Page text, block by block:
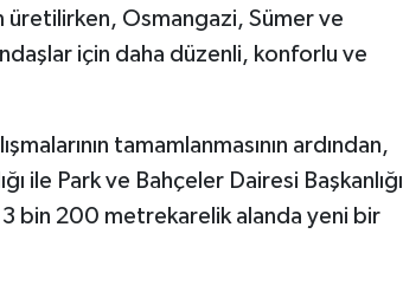
üretilirken, Osmangazi, Sümer ve
için daha düzenli, konforlu ve
tamamlanmasının ardından,
ile Park ve Bahçeler Dairesi Başkanlığı
bin 200 metrekarelik alanda yeni bir